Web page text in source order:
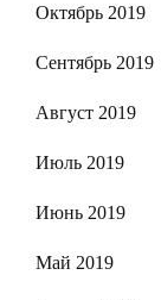
Октябрь 2019
Сентябрь 2019
Август 2019
Июль 2019
Июнь 2019
Май 2019